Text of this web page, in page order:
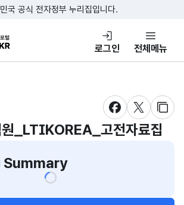
콘텐츠 바로가기
푸터 바로가기
국 공식 전자정부 누리집입니다.
공공데이터포털
로그인 전체메뉴
새창 열림새창 열림
새창
_LTIKOREA_고전자료집
Summary